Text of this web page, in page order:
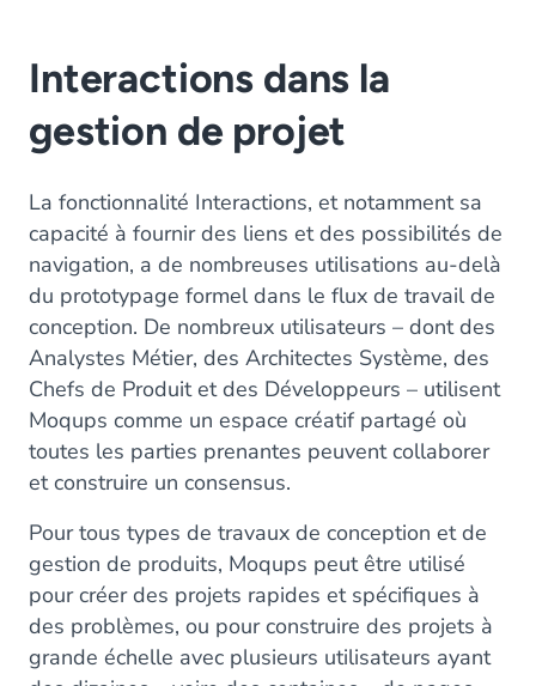
Interactions dans la
gestion de projet
La fonctionnalité Interactions, et notamment sa
capacité à fournir des liens et des possibilités de
navigation, a de nombreuses utilisations au-delà
du prototypage formel dans le flux de travail de
conception. De nombreux utilisateurs – dont des
Analystes Métier, des Architectes Système, des
Chefs de Produit et des Développeurs – utilisent
Moqups comme un espace créatif partagé où
toutes les parties prenantes peuvent collaborer
et construire un consensus.
Pour tous types de travaux de conception et de
gestion de produits, Moqups peut être utilisé
pour créer des projets rapides et spécifiques à
des problèmes, ou pour construire des projets à
grande échelle avec plusieurs utilisateurs ayant